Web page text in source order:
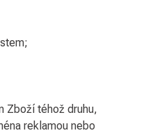
Zboží téhož druhu,
reklamou nebo